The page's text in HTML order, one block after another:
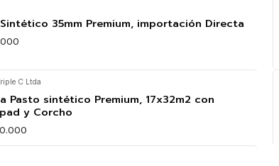
35mm Premium, importación Directa
C Ltda
Pasto sintético Premium, 17x32m2 con
y Corcho